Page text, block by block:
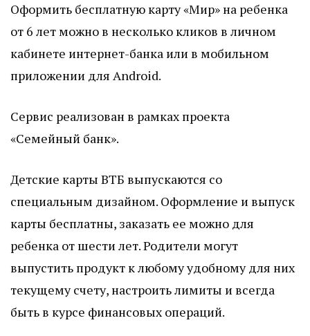
Оформить бесплатную карту «Мир» на ребенка
от 6 лет можно в несколько кликов в личном
кабинете интернет-банка или в мобильном
приложении для Android.
Сервис реализован в рамках проекта
«Семейный банк».
Детские карты ВТБ выпускаются со
специальным дизайном. Оформление и выпуск
карты бесплатны, заказать ее можно для
ребенка от шести лет. Родители могут
выпустить продукт к любому удобному для них
текущему счету, настроить лимиты и всегда
быть в курсе финансовых операций.